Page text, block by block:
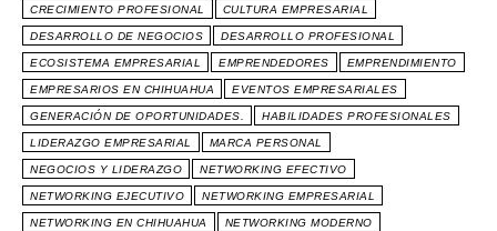
CRECIMIENTO PROFESIONAL CULTURA EMPRESARIAL
DESARROLLO DE NEGOCIOS DESARROLLO PROFESIONAL
ECOSISTEMA EMPRESARIAL EMPRENDEDORES EMPRENDIMIENTO
EMPRESARIOS EN CHIHUAHUA EVENTOS EMPRESARIALES
GENERACIÓN DE OPORTUNIDADES. HABILIDADES PROFESIONALES
LIDERAZGO EMPRESARIAL MARCA PERSONAL
NEGOCIOS Y LIDERAZGO NETWORKING EFECTIVO
NETWORKING EJECUTIVO NETWORKING EMPRESARIAL
NETWORKING EN CHIHUAHUA NETWORKING MODERNO